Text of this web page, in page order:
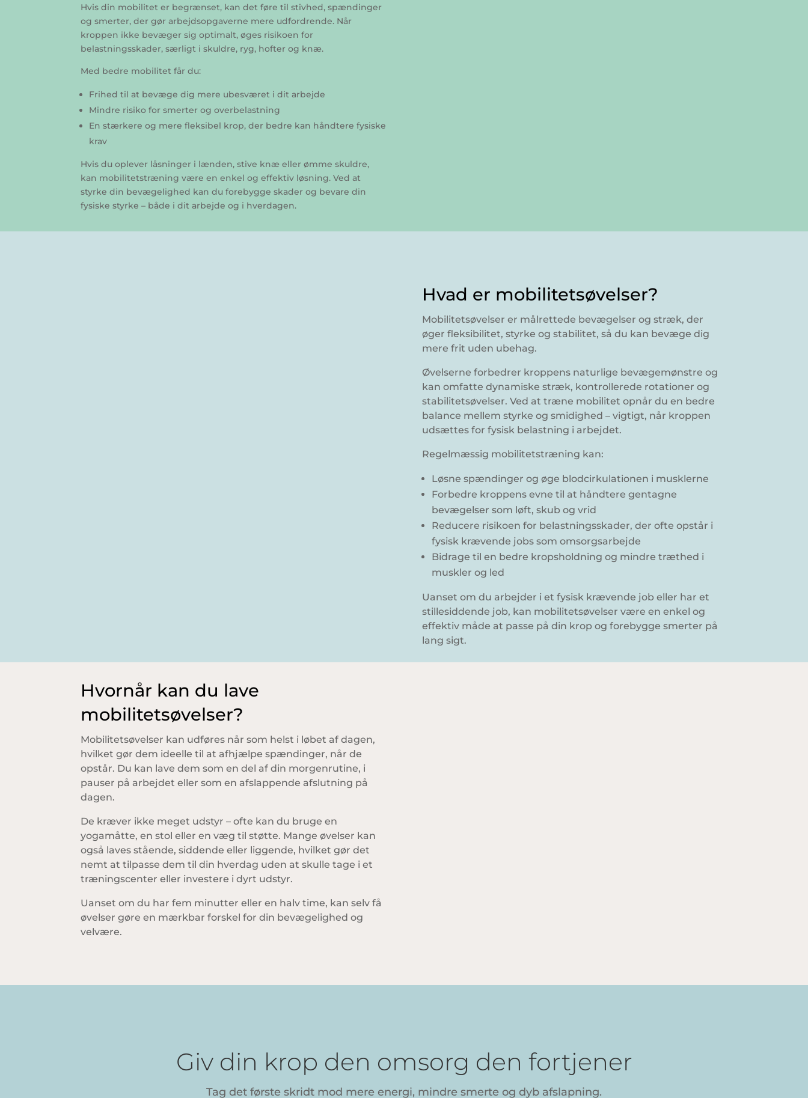
Hvis din mobilitet er begrænset, kan det føre til stivhed, spændinger
og smerter, der gør arbejdsopgaverne mere udfordrende. Når
kroppen ikke bevæger sig optimalt, øges risikoen for
belastningsskader, særligt i skuldre, ryg, hofter og knæ.
Med bedre mobilitet får du:
Frihed til at bevæge dig mere ubesværet i dit arbejde
Mindre risiko for smerter og overbelastning
En stærkere og mere fleksibel krop, der bedre kan håndtere fysiske
krav
Hvis du oplever låsninger i lænden, stive knæ eller ømme skuldre,
kan mobilitetstræning være en enkel og effektiv løsning. Ved at
styrke din bevægelighed kan du forebygge skader og bevare din
fysiske styrke – både i dit arbejde og i hverdagen.
Hvad er mobilitetsøvelser?
Mobilitetsøvelser er målrettede bevægelser og stræk, der
øger fleksibilitet, styrke og stabilitet, så du kan bevæge dig
mere frit uden ubehag.
Øvelserne forbedrer kroppens naturlige bevægemønstre og
kan omfatte dynamiske stræk, kontrollerede rotationer og
stabilitetsøvelser. Ved at træne mobilitet opnår du en bedre
balance mellem styrke og smidighed – vigtigt, når kroppen
udsættes for fysisk belastning i arbejdet.
Regelmæssig mobilitetstræning kan:
Løsne spændinger og øge blodcirkulationen i musklerne
Forbedre kroppens evne til at håndtere gentagne
bevægelser som løft, skub og vrid
Reducere risikoen for belastningsskader, der ofte opstår i
fysisk krævende jobs som omsorgsarbejde
Bidrage til en bedre kropsholdning og mindre træthed i
muskler og led
Uanset om du arbejder i et fysisk krævende job eller har et
stillesiddende job, kan mobilitetsøvelser være en enkel og
effektiv måde at passe på din krop og forebygge smerter på
lang sigt.
Hvornår kan du lave
mobilitetsøvelser?
Mobilitetsøvelser kan udføres når som helst i løbet af dagen,
hvilket gør dem ideelle til at afhjælpe spændinger, når de
opstår. Du kan lave dem som en del af din morgenrutine, i
pauser på arbejdet eller som en afslappende afslutning på
dagen.
De kræver ikke meget udstyr – ofte kan du bruge en
yogamåtte, en stol eller en væg til støtte. Mange øvelser kan
også laves stående, siddende eller liggende, hvilket gør det
nemt at tilpasse dem til din hverdag uden at skulle tage i et
træningscenter eller investere i dyrt udstyr.
Uanset om du har fem minutter eller en halv time, kan selv få
øvelser gøre en mærkbar forskel for din bevægelighed og
velvære.
Giv din krop den omsorg den fortjener
Tag det første skridt mod mere energi, mindre smerte og dyb afslapning.